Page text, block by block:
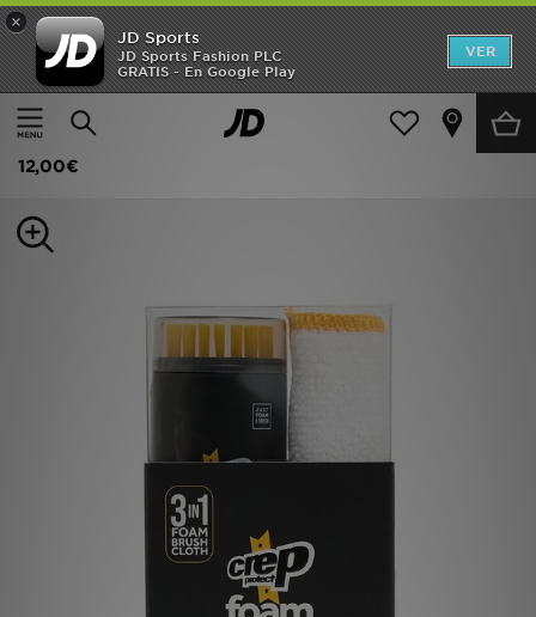
×
JD Sports
JD Sports Fashion PLC
GRATIS - En Google Play
VER
Página principal
Mujer Accesorios de mujer Varios
Crep Protect Kit de limpieza Foam Mini Sneaker
12,00€
Hombre
Mujer
Estilo
Deportes & Fitness
TARJETA REGALO